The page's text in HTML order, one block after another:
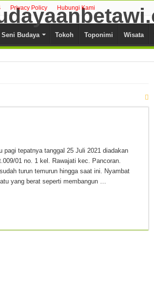
Privacy Policy Hubungi Kami
Seni Budaya Tokoh Toponimi Wisata
pagi tepatnya tanggal 25 Juli 2021 diadakan
01 no. 1 kel. Rawajati kec. Pancoran.
turun temurun hingga saat ini. Nyambat
yang berat seperti membangun …